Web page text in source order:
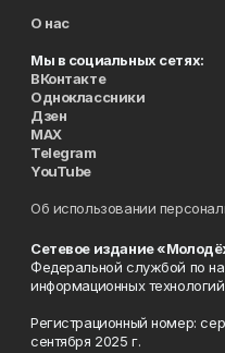
О нас
Мы в социальных сетях:
ВКонтакте
Одноклассники
Дзен
MAX
Telegram
YouTube
Об использовании
Сетевое издание
Федеральной службой по
информационных
Регистрационный номер:
сентября 2025 г.